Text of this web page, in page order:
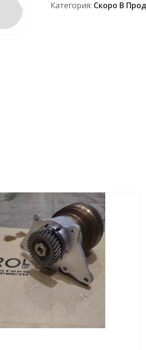
Категория: Скоро В